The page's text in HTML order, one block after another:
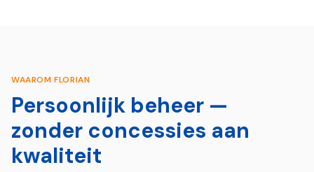
WAAROM FLORIAN
Persoonlijk beheer —
zonder concessies aan
kwaliteit